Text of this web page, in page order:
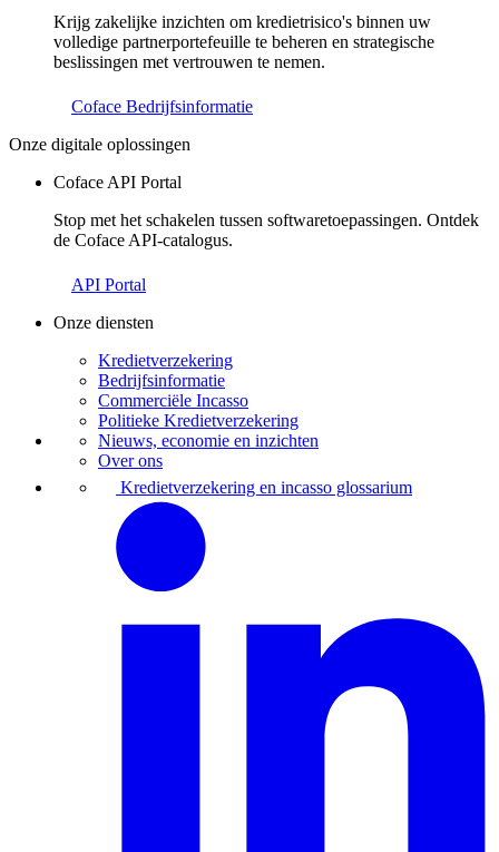
Krijg zakelijke inzichten om kredietrisico's binnen uw
volledige partnerportefeuille te beheren en strategische
beslissingen met vertrouwen te nemen.
Coface Bedrijfsinformatie
Onze digitale oplossingen
Coface API Portal
Stop met het schakelen tussen softwaretoepassingen. Ontdek
de Coface API-catalogus.
API Portal
Onze diensten
Kredietverzekering
Bedrijfsinformatie
Commerciële Incasso
Politieke Kredietverzekering
Nieuws, economie en inzichten
Over ons
Kredietverzekering en incasso glossarium